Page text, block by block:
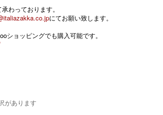
わっております。
にてお願い致します。
ショッピングでも購入可能です。
があります